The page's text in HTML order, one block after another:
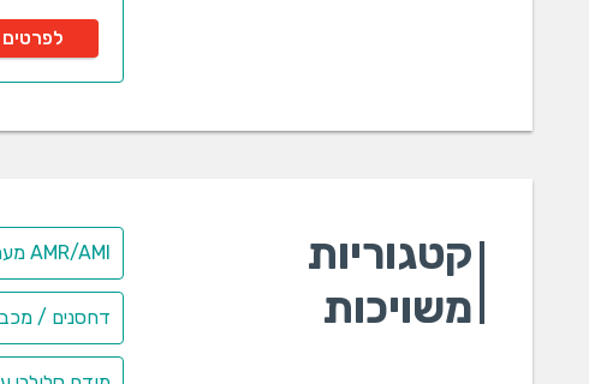
לפרטים
קטגוריות
משויכות
AMR/AMI מערכת בקרה ושליטה במים
דחסנים /